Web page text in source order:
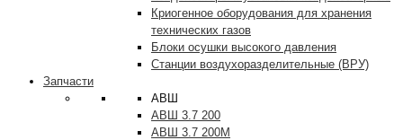
Криогенное оборудования для хранения
технических газов
Блоки осушки высокого давления
Станции воздухоразделительные (ВРУ)
Запчасти
АВШ
АВШ 3.7 200
АВШ 3.7 200М